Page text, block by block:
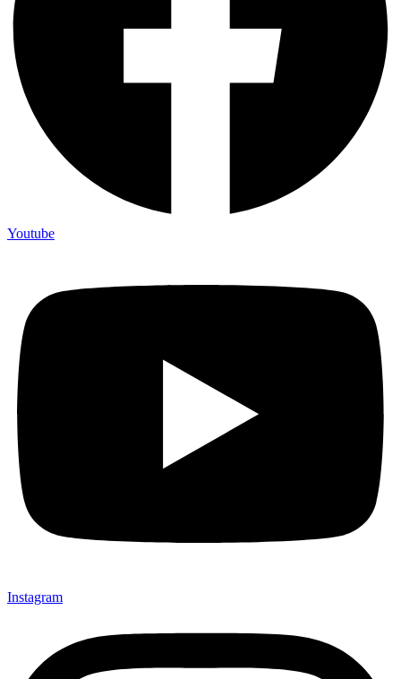
Youtube
Instagram